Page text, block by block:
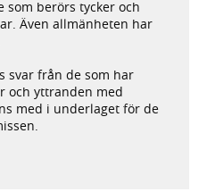
som berörs tycker och
Även allmänheten har
svar från de som har
och yttranden med
med i underlaget för de